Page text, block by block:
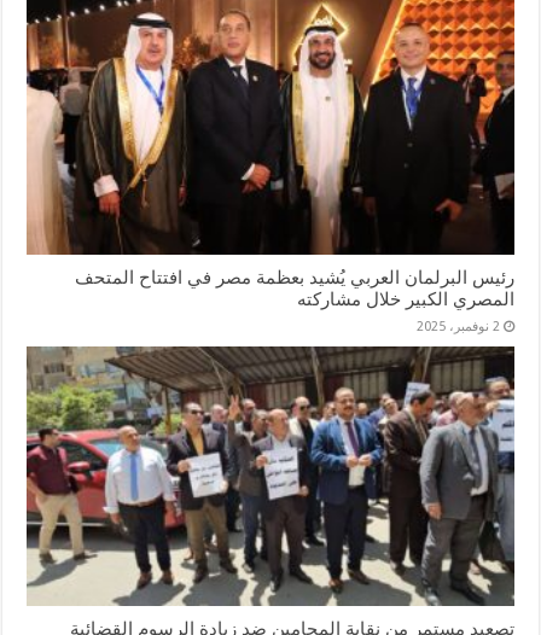
رئيس البرلمان العربي يُشيد بعظمة مصر في افتتاح المتحف
المصري الكبير خلال مشاركته
2 نوفمبر، 2025
تصعيد مستمر من نقابة المحامين ضد زيادة الرسوم القضائية